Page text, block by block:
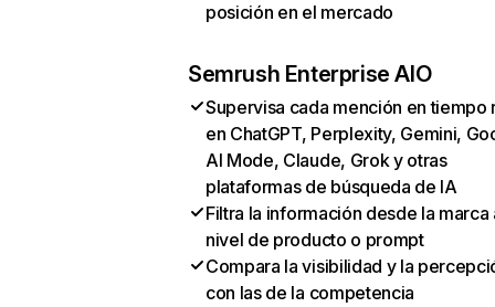
posición en el mercado
Semrush Enterprise AIO
Supervisa cada mención en tiempo
en ChatGPT, Perplexity, Gemini,
AI Mode, Claude, Grok y otras
plataformas de búsqueda de IA
Filtra la información desde la marca
nivel de producto o prompt
Compara la visibilidad y la
con las de la competencia